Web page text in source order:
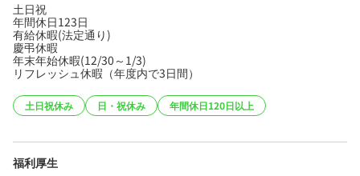
土日祝
年間休日123日
有給休暇(法定通り)
慶弔休暇
年末年始休暇(12/30～1/3)
リフレッシュ休暇（年度内で3日間）
土日祝休み 日・祝休み 年間休日120日以上
福利厚生